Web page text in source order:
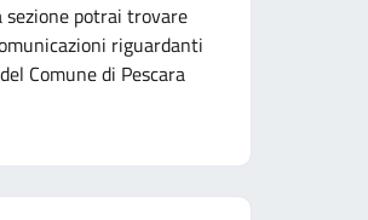
potrai trovare
riguardanti
Comune di Pescara